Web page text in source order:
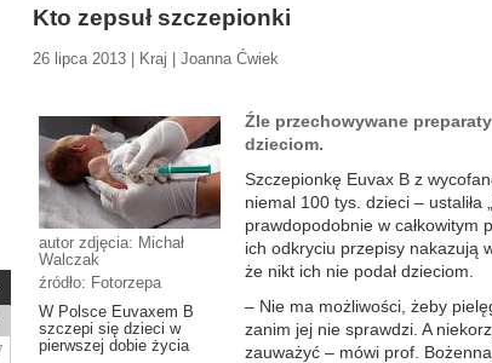
Kto zepsuł szczepionki
26 lipca 2013 | Kraj | Joanna Ćwiek
autor zdjęcia: Michał
Walczak
źródło: Fotorzepa
W Polsce Euvaxem B
szczepi się dzieci w
pierwszej dobie życia
Źle przechowywane
dzieciom.
Szczepionkę Euvax B z
niemal 100 tys. dzieci – ustaliła
prawdopodobnie w całkowitym
ich odkryciu przepisy nakazują
że nikt ich nie podał dzieciom.
– Nie ma możliwości, żeby
zanim jej nie sprawdzi. A
zauważyć – mówi prof.